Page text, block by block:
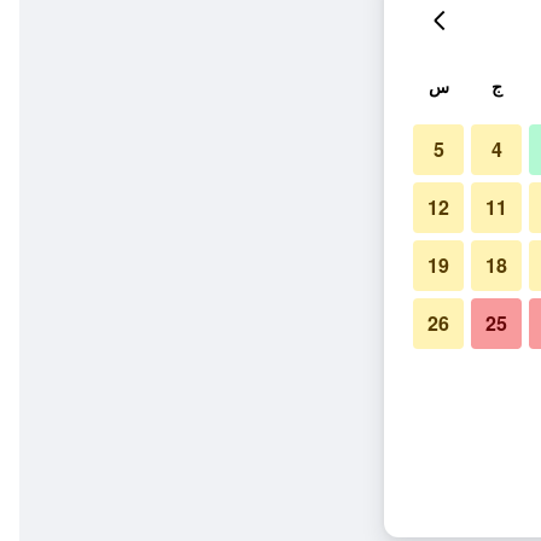
ج س
4
5
11
12
18
19
25
26